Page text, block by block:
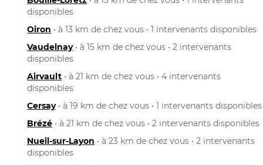
disponibles
Oiron • à 13 km de chez vous • 1 intervenants disponibles
Vaudelnay• à 15 km de chez vous • 2 intervenants
disponibles
Airvault • à 21 km de chez vous • 4 intervenants
disponibles
Cersay• à 19 km de chez vous • 1 intervenants disponibles
Brézé • à 21 km de chez vous • 2 intervenants disponibles
Nueil-sur-Layon • à 23 km de chez vous • 2 intervenants
disponibles